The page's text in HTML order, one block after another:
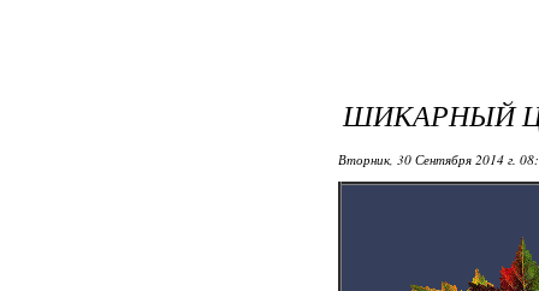
ШИКАРНЫЙ
Вторник, 30 Сентября 2014 г.